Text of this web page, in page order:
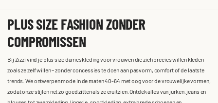
PLUS SIZE FASHION ZONDER
COMPROMISSEN
Bij Zizzi vind je plus size dameskleding voor vrouwen die zich precies willen kleden
zoals ze zelf willen – zonder concessies te doen aan pasvorm, comfort of de laatste
trends. We ontwerpen mode in de maten 40-64 met oog voor de vrouwelijke vormen,
zodat onze stijlen net zo goed zitten als ze eruitzien. Ontdek alles van jurken, jeans en